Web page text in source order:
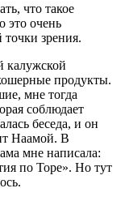
что такое
это очень
зрения.
калужской
продукты.
мне тогда
соблюдает
беседа, и он
Наамой. В
мне написала:
по Торе». Но тут